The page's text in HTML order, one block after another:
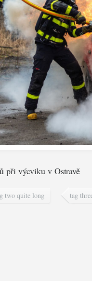
při výcviku v Ostravě
two quite long tag